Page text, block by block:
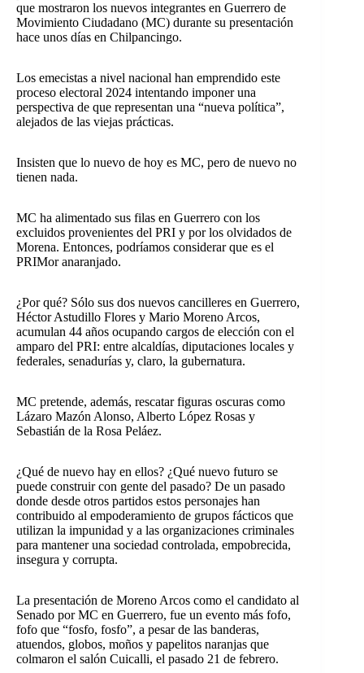
que mostraron los nuevos integrantes en Guerrero de
Movimiento Ciudadano (MC) durante su presentación
hace unos días en Chilpancingo.
Los emecistas a nivel nacional han emprendido este
proceso electoral 2024 intentando imponer una
perspectiva de que representan una “nueva política”,
alejados de las viejas prácticas.
Insisten que lo nuevo de hoy es MC, pero de nuevo no
tienen nada.
MC ha alimentado sus filas en Guerrero con los
excluidos provenientes del PRI y por los olvidados de
Morena. Entonces, podríamos considerar que es el
PRIMor anaranjado.
¿Por qué? Sólo sus dos nuevos cancilleres en Guerrero,
Héctor Astudillo Flores y Mario Moreno Arcos,
acumulan 44 años ocupando cargos de elección con el
amparo del PRI: entre alcaldías, diputaciones locales y
federales, senadurías y, claro, la gubernatura.
MC pretende, además, rescatar figuras oscuras como
Lázaro Mazón Alonso, Alberto López Rosas y
Sebastián de la Rosa Peláez.
¿Qué de nuevo hay en ellos? ¿Qué nuevo futuro se
puede construir con gente del pasado? De un pasado
donde desde otros partidos estos personajes han
contribuido al empoderamiento de grupos fácticos que
utilizan la impunidad y a las organizaciones criminales
para mantener una sociedad controlada, empobrecida,
insegura y corrupta.
La presentación de Moreno Arcos como el candidato al
Senado por MC en Guerrero, fue un evento más fofo,
fofo que “fosfo, fosfo”, a pesar de las banderas,
atuendos, globos, moños y papelitos naranjas que
colmaron el salón Cuicalli, el pasado 21 de febrero.